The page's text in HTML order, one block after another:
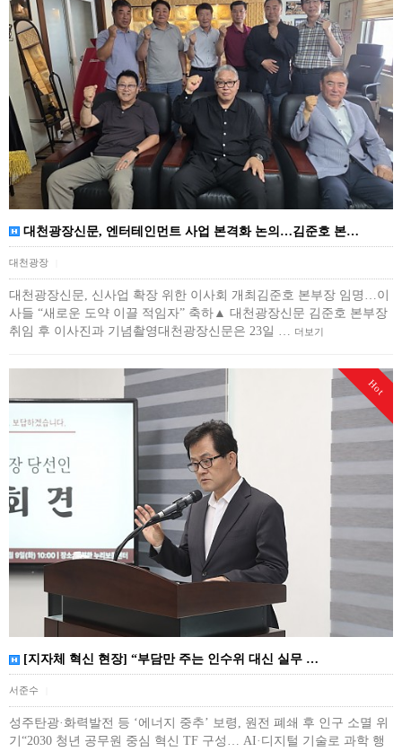
대천광장신문, 엔터테인먼트 사업 본격화 논의…김준호 본…
대천광장
대천광장신문, 신사업 확장 위한 이사회 개최김준호 본부장 임명…이
사들 “새로운 도약 이끌 적임자” 축하▲ 대천광장신문 김준호 본부장
취임 후 이사진과 기념촬영대천광장신문은 23일 …
더보기
Hot
[지자체 혁신 현장] “부담만 주는 인수위 대신 실무 …
서준수
성주탄광·화력발전 등 ‘에너지 중추’ 보령, 원전 폐쇄 후 인구 소멸 위
기“2030 청년 공무원 중심 혁신 TF 구성… AI·디지털 기술로 과학 행